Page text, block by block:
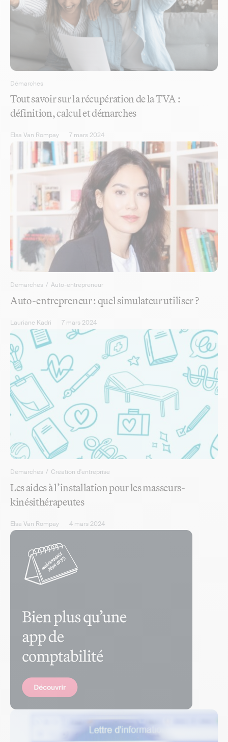
Démarches
Tout savoir sur la récupération de la TVA :
définition, calcul et démarches
Elsa Van Rompay 7 mars 2024
Démarches / Auto-entrepreneur
Auto-entrepreneur : quel simulateur utiliser ?
Lauriane Kadri 7 mars 2024
Démarches / Création d'entreprise
Les aides à l’installation pour les masseurs-
kinésithérapeutes
Elsa Van Rompay 4 mars 2024